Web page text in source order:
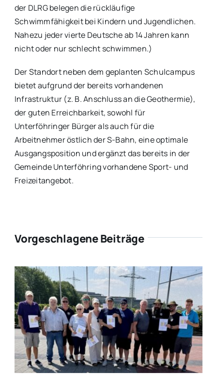
der DLRG belegen die rückläufige
Schwimmfähigkeit bei Kindern und Jugendlichen.
Nahezu jeder vierte Deutsche ab 14 Jahren kann
nicht oder nur schlecht schwimmen.)
Der Standort neben dem geplanten Schulcampus
bietet aufgrund der bereits vorhandenen
Infrastruktur (z. B. Anschluss an die Geothermie),
der guten Erreichbarkeit, sowohl für
Unterföhringer Bürger als auch für die
Arbeitnehmer östlich der S-Bahn, eine optimale
Ausgangsposition und ergänzt das bereits in der
Gemeinde Unterföhring vorhandene Sport- und
Freizeitangebot.
Vorgeschlagene Beiträge